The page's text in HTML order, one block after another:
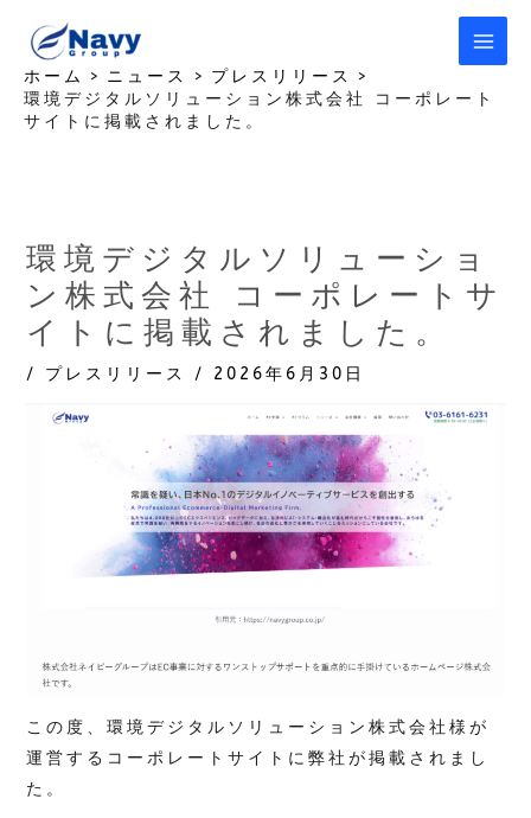
ホーム ニュース
プレスリリース
環境デジタルソリューション株式会社 コーポレート
サイトに掲載されました。
環境デジタルソリューショ
ン株式会社 コーポレートサ
イトに掲載されました。
/ プレスリリース / 2026年6月30日
この度、環境デジタルソリューション株式会社様が
運営するコーポレートサイトに弊社が掲載されまし
た。